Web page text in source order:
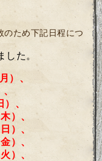
のため下記日程につ
た。
）、
、
）、
）、
）、
）、